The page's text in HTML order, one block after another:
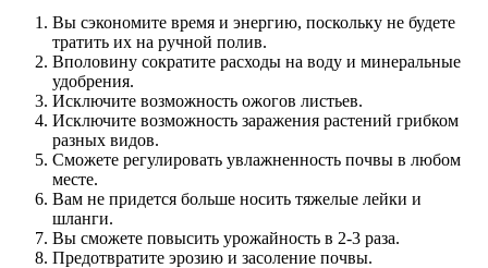
Вы сэкономите время и энергию, поскольку не будете
тратить их на ручной полив.
Вполовину сократите расходы на воду и минеральные
удобрения.
Исключите возможность ожогов листьев.
Исключите возможность заражения растений грибком
разных видов.
Сможете регулировать увлажненность почвы в любом
месте.
Вам не придется больше носить тяжелые лейки и
шланги.
Вы сможете повысить урожайность в 2-3 раза.
Предотвратите эрозию и засоление почвы.